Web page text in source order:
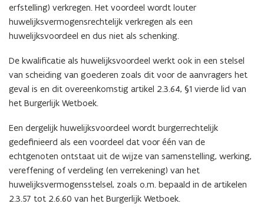
erfstelling) verkregen. Het voordeel wordt louter
huwelijksvermogensrechtelijk verkregen als een
huwelijksvoordeel en dus niet als schenking.
De kwalificatie als huwelijksvoordeel werkt ook in een stelsel
van scheiding van goederen zoals dit voor de aanvragers het
geval is en dit overeenkomstig artikel 2.3.64, §1 vierde lid van
het Burgerlijk Wetboek.
Een dergelijk huwelijksvoordeel wordt burgerrechtelijk
gedefinieerd als een voordeel dat voor één van de
echtgenoten ontstaat uit de wijze van samenstelling, werking,
vereffening of verdeling (en verrekening) van het
huwelijksvermogensstelsel, zoals o.m. bepaald in de artikelen
2.3.57 tot 2.6.60 van het Burgerlijk Wetboek.